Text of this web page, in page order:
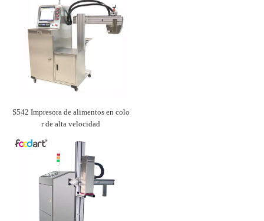
S542 Impresora de alimentos en colo
r de alta velocidad